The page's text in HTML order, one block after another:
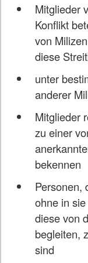
Mitglieder
Konflikt
von
diese
unter
anderer
Mitglieder
zu einer
bekennen
Personen,
ohne in
diese von
begleiten,
sind